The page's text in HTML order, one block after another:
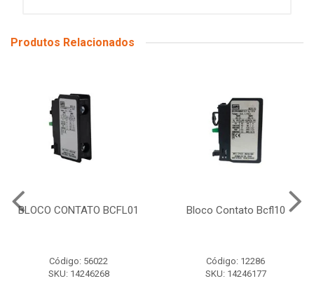
Produtos Relacionados
BLOCO CONTATO BCFL01
Código: 56022
SKU: 14246268
Bloco Contato Bcfl10
Código: 12286
SKU: 14246177